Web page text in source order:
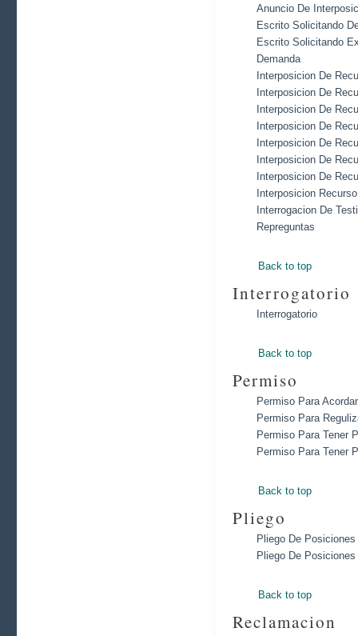
Anuncio De
Escrito Solicitando
Escrito Solicitando
Demanda
Interposicion De
Interposicion De
Interposicion De
Interposicion De
Interposicion De
Interposicion De
Interposicion De
Interposicion
Interrogacion De
Repreguntas
Back to top
Interrogatorio
Interrogatorio
Back to top
Permiso
Permiso Para
Permiso Para
Permiso Para Tener
Permiso Para Tener
Back to top
Pliego
Pliego De Posiciones
Pliego De
Back to top
Reclamacion